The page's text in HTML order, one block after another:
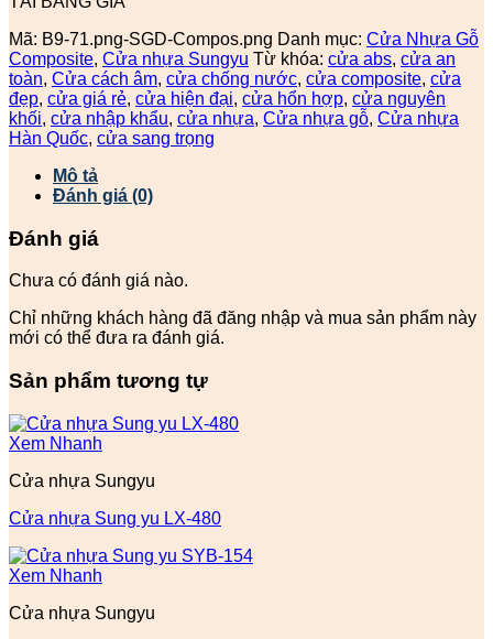
Mã: B9-71.png-SGD-Compos.png Danh mục: Cửa Nhựa Gỗ
Composite, Cửa nhựa Sungyu Từ khóa: cửa abs, cửa an
toàn, Cửa cách âm, cửa chống nước, cửa composite, cửa
đẹp, cửa giá rẻ, cửa hiện đại, cửa hổn hợp, cửa nguyên
khối, cửa nhập khẩu, cửa nhựa, Cửa nhựa gỗ, Cửa nhựa
Hàn Quốc, cửa sang trọng
Mô tả
Đánh giá (0)
Đánh giá
Chưa có đánh giá nào.
Chỉ những khách hàng đã đăng nhập và mua sản phẩm này
mới có thể đưa ra đánh giá.
Sản phẩm tương tự
Xem Nhanh
Cửa nhựa Sungyu
Cửa nhựa Sung yu LX-480
Xem Nhanh
Cửa nhựa Sungyu